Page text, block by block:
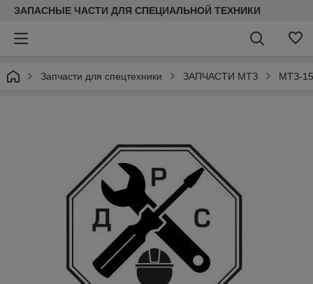
ЗАПАСНЫЕ ЧАСТИ ДЛЯ СПЕЦИАЛЬНОЙ ТЕХНИКИ
Запчасти для спецтехники ЗАПЧАСТИ МТЗ МТЗ-